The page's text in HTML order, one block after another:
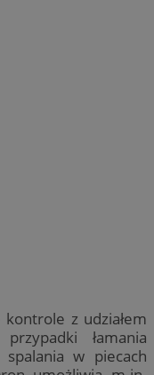
z udziałem
łamania
w piecach